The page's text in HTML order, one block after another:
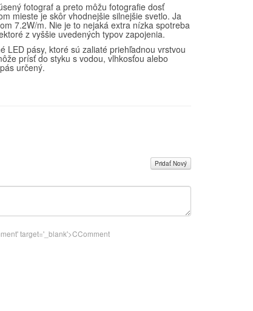
fotograf a preto môžu fotografie dosť
mieste je skôr vhodnejšie silnejšie svetlo. Ja
7.2W/m. Nie je to nejaká extra nízka spotreba
z vyššie uvedených typov zapojenia.
LED pásy, ktoré sú zaliaté priehľadnou vrstvou
prísť do styku s vodou, vlhkosťou alebo
určený.
Pridať Nový
' target='_blank'>CComment